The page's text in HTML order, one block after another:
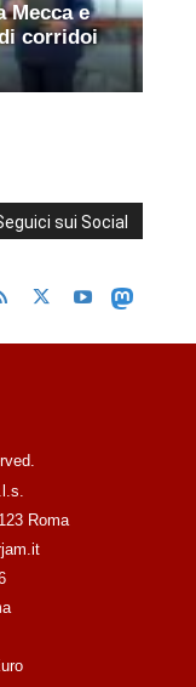
Mecca e
corridoi
sui Social
Roma